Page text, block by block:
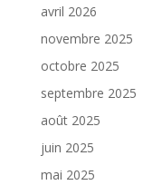
avril 2026
novembre 2025
octobre 2025
septembre 2025
août 2025
juin 2025
mai 2025